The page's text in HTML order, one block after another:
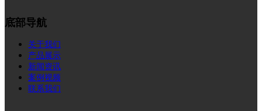
底部导航
关于我们
产品展示
新闻资讯
案例视频
联系我们